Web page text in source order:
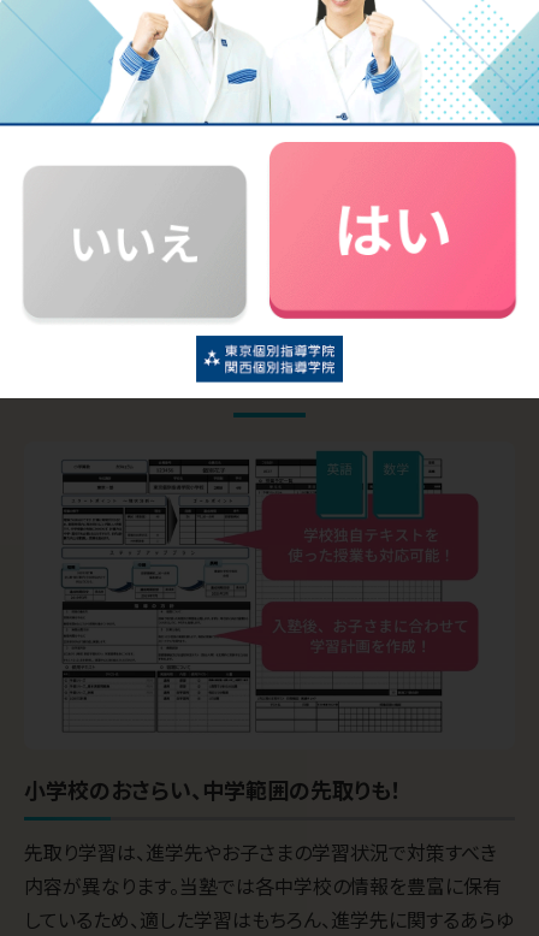
ら、中学受験や検定合格を目指したいお子さままで、１人ひ
とりに適した学習指導を行います。
学習プランを相談してみる
英語対策 詳細を見る
中学の先取り学習
小学校のおさらい、中学範囲の先取りも！
先取り学習は、進学先やお子さまの学習状況で対策すべき
内容が異なります。当塾では各中学校の情報を豊富に保有
しているため、適した学習はもちろん、進学先に関するあらゆ